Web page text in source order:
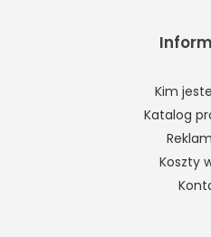
Kim
Katalog
Koszty